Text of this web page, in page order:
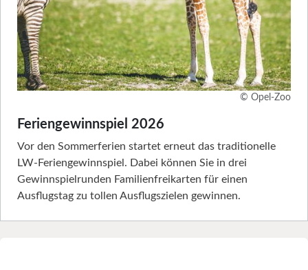
© Opel-Zoo
Feriengewinnspiel 2026
Vor den Sommerferien startet erneut das traditionelle
LW-Feriengewinnspiel. Dabei können Sie in drei
Gewinnspielrunden Familienfreikarten für einen
Ausflugstag zu tollen Ausflugszielen gewinnen.